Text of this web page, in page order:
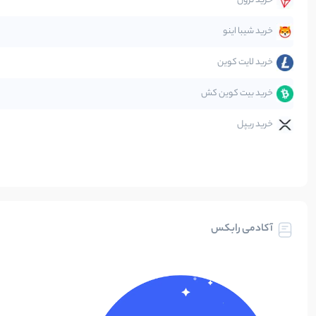
متاورسخرید شیبا اینو
خرید لایت کوین
خرید بیت کوین کش
خرید ریپل
آکادمی رابکس